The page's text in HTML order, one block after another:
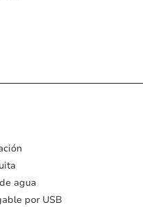
agua
por USB